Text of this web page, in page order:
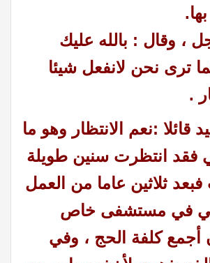
، وقال : بالله عليك
ترى نحن لانفعل شيئا
.
قائلا :نعم الانتظار وهو ما
فقد انتظرت سنين طويلة
ثلاثين عاما من العمل
في مستشفى خاص
كلفة الحج ، وفي